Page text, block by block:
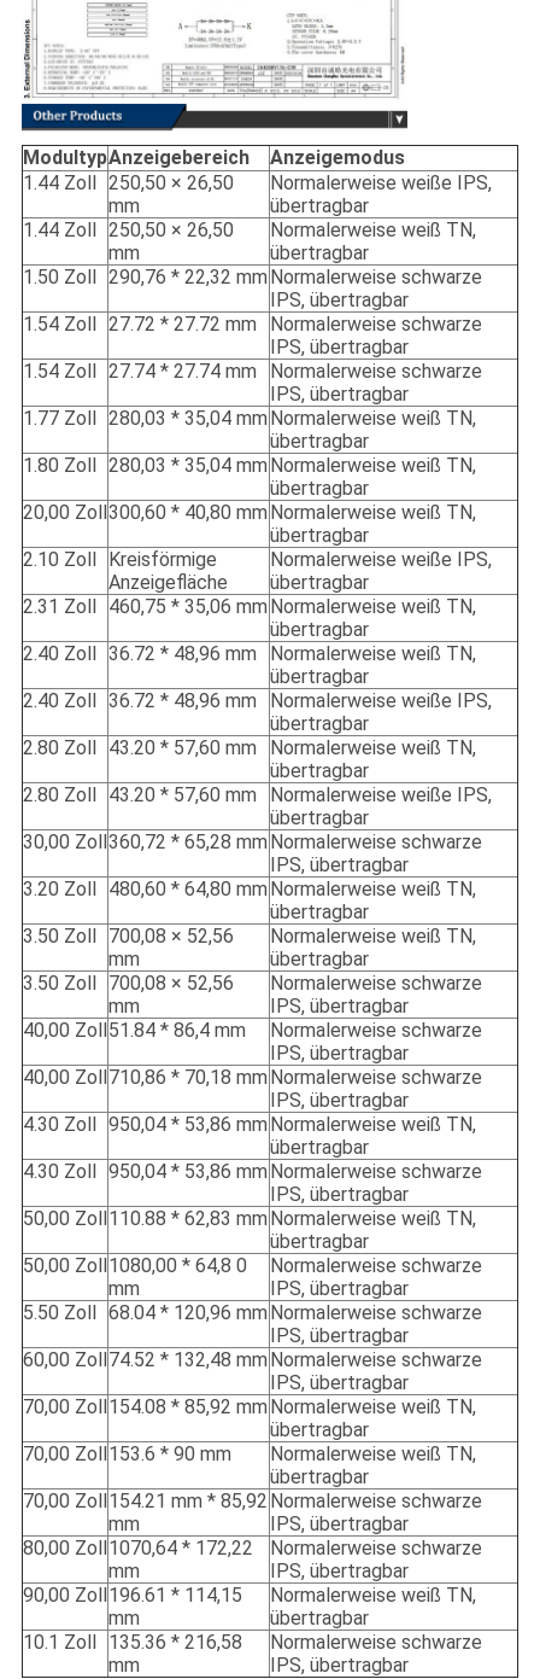
ModultypAnzeigebereich
Anzeigemodus
1.44 Zoll 250,50 × 26,50
mm
Normalerweise weiße IPS,
übertragbar
1.44 Zoll 250,50 × 26,50
mm
Normalerweise weiß TN,
übertragbar
1.50 Zoll 290,76 * 22,32 mm Normalerweise schwarze
IPS, übertragbar
1.54 Zoll 27.72 * 27.72 mm
Normalerweise schwarze
IPS, übertragbar
1.54 Zoll 27.74 * 27.74 mm
Normalerweise schwarze
IPS, übertragbar
1.77 Zoll 280,03 * 35,04 mm Normalerweise weiß TN,
übertragbar
1.80 Zoll 280,03 * 35,04 mm Normalerweise weiß TN,
übertragbar
20,00 Zoll300,60 * 40,80 mm Normalerweise weiß TN,
übertragbar
2.10 Zoll Kreisförmige
Anzeigefläche
Normalerweise weiße IPS,
übertragbar
2.31 Zoll 460,75 * 35,06 mm Normalerweise weiß TN,
übertragbar
2.40 Zoll 36.72 * 48,96 mm
Normalerweise weiß TN,
übertragbar
2.40 Zoll 36.72 * 48,96 mm
Normalerweise weiße IPS,
übertragbar
2.80 Zoll 43.20 * 57,60 mm
Normalerweise weiß TN,
übertragbar
2.80 Zoll 43.20 * 57,60 mm
Normalerweise weiße IPS,
übertragbar
30,00 Zoll360,72 * 65,28 mm Normalerweise schwarze
IPS, übertragbar
3.20 Zoll 480,60 * 64,80 mm Normalerweise weiß TN,
übertragbar
3.50 Zoll 700,08 × 52,56
mm
Normalerweise weiß TN,
übertragbar
3.50 Zoll 700,08 × 52,56
mm
Normalerweise schwarze
IPS, übertragbar
40,00 Zoll51.84 * 86,4 mm
Normalerweise schwarze
IPS, übertragbar
40,00 Zoll710,86 * 70,18 mm Normalerweise schwarze
IPS, übertragbar
4.30 Zoll 950,04 * 53,86 mm Normalerweise weiß TN,
übertragbar
4.30 Zoll 950,04 * 53,86 mm Normalerweise schwarze
IPS, übertragbar
50,00 Zoll110.88 * 62,83 mm Normalerweise weiß TN,
übertragbar
50,00 Zoll1080,00 * 64,8 0
mm
Normalerweise schwarze
IPS, übertragbar
5.50 Zoll 68.04 * 120,96 mm Normalerweise schwarze
IPS, übertragbar
60,00 Zoll74.52 * 132,48 mm Normalerweise schwarze
IPS, übertragbar
70,00 Zoll154.08 * 85,92 mm Normalerweise weiß TN,
übertragbar
70,00 Zoll153.6 * 90 mm
Normalerweise weiß TN,
übertragbar
70,00 Zoll154.21 mm * 85,92
mm
Normalerweise schwarze
IPS, übertragbar
80,00 Zoll1070,64 * 172,22
mm
Normalerweise schwarze
IPS, übertragbar
90,00 Zoll196.61 * 114,15
mm
Normalerweise weiß TN,
übertragbar
10.1 Zoll 135.36 * 216,58
mm
Normalerweise schwarze
IPS, übertragbar